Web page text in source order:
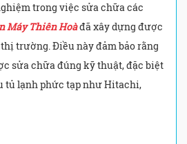
trong việc sửa chữa các
Máy Thiên Hoàđã xây dựng được
trường. Điều này đảm bảo rằng
sửa chữa đúng kỹ thuật, đặc biệt
tủ lạnh phức tạp như Hitachi,